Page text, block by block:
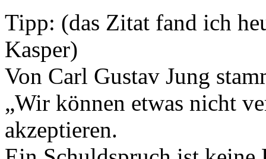
Tipp: (das Zitat fand ich
Kasper)
Von Carl Gustav Jung
„Wir können etwas nicht
akzeptieren.